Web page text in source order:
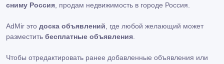
сниму Россия , продам недвижимость в городе Россия.
AdMir это доска объявлений , где любой желающий может
разместить бесплатные объявления
Чтобы отредактировать ранее добавленные объявления или